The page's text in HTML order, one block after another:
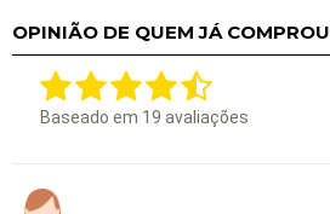
OPINIÃO DE QUEM JÁ COMPROU
Baseado em 19 avaliações